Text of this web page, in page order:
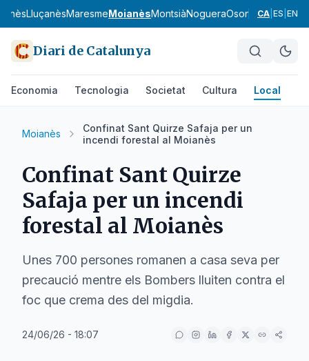
LluçanèsMaresmeMoianèsMontsiàNogueraOsona Pallars
CA ES EN
Diari de Catalunya
Economia Tecnologia Societat Cultura Local
Moianès
Confinat Sant Quirze Safaja per un
incendi forestal al Moianès
Confinat Sant Quirze
Safaja per un incendi
forestal al Moianès
Unes 700 persones romanen a casa seva per
precaució mentre els Bombers lluiten contra el
foc que crema des del migdia.
24/06/26 - 18:07